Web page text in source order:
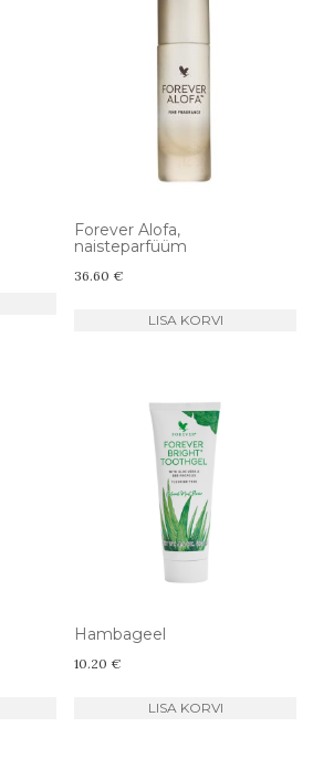
Forever Alofa,
naisteparfüüm
36.60 €
LISA KORVI
Hambageel
10.20 €
LISA KORVI